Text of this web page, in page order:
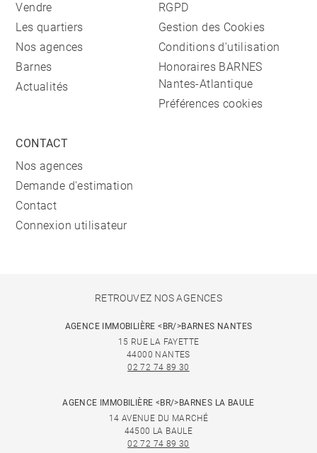
Vendre
Les quartiers
Nos agences
Barnes
Actualités
RGPD
Gestion des Cookies
Conditions d'utilisation
Honoraires BARNES
Nantes-Atlantique
Préférences cookies
CONTACT
Nos agences
Demande d'estimation
Contact
Connexion utilisateur
RETROUVEZ NOS AGENCES
AGENCE IMMOBILIÈRE <BR/>BARNES NANTES
15 RUE LA FAYETTE
44000 NANTES
02 72 74 89 30
AGENCE IMMOBILIÈRE <BR/>BARNES LA BAULE
14 AVENUE DU MARCHÉ
44500 LA BAULE
02 72 74 89 30